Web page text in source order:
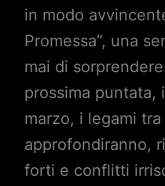
in modo
Promessa”, una
mai di
prossima puntata,
marzo, i legami
approfondiranno,
forti e conflitti